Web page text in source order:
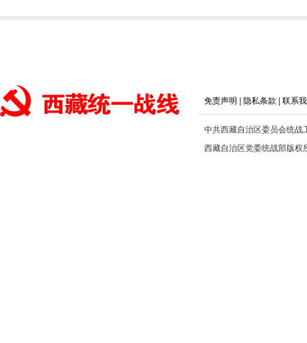
免责声明 | 隐私条款 | 联系
中共西藏自治区委员会统
西藏自治区党委统战部版